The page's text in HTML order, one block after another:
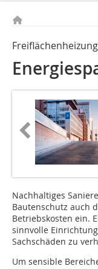
Nachhaltiges
Bautenschutz auch
Betriebskosten ein.
sinnvolle
Sachschäden zu
Um sensible